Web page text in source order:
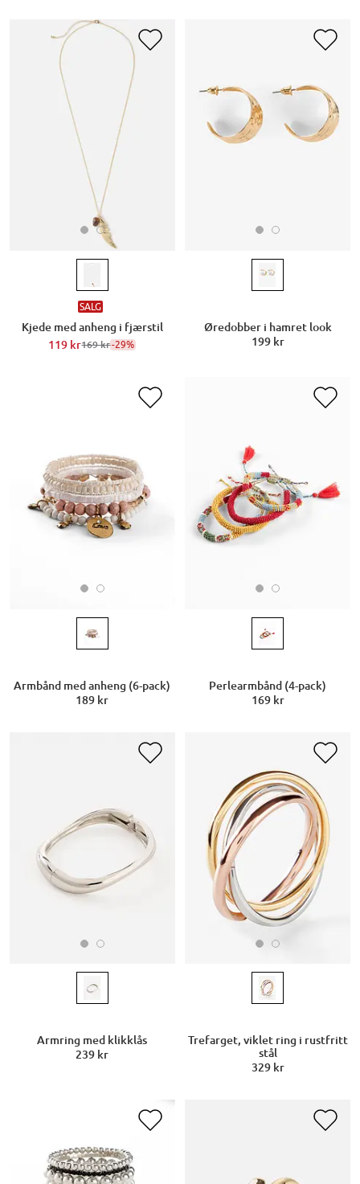
SALG
Kjede med anheng i fjærstil
119 kr169 kr-29%
Øredobber i hamret look
199 kr
Armbånd med anheng (6-pack)
189 kr
Perlearmbånd (4-pack)
169 kr
Armring med klikklås
239 kr
Trefarget, viklet ring i rustfritt
stål
329 kr